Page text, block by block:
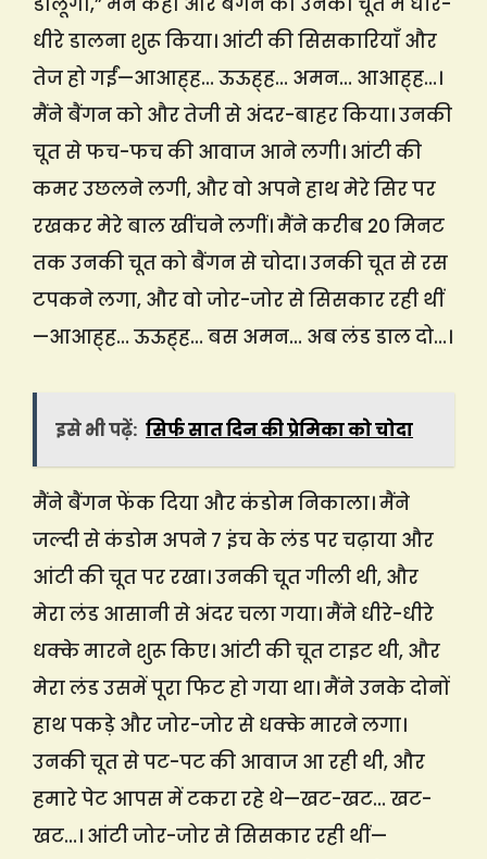
धीरे डालना शुरू किया। आंटी की सिसकारियाँ और
तेज हो गईं—आआह्ह… ऊऊह्ह… अमन… आआह्ह…।
मैंने बैंगन को और तेजी से अंदर-बाहर किया। उनकी
चूत से फच-फच की आवाज आने लगी। आंटी की
कमर उछलने लगी, और वो अपने हाथ मेरे सिर पर
रखकर मेरे बाल खींचने लगीं। मैंने करीब 20 मिनट
तक उनकी चूत को बैंगन से चोदा। उनकी चूत से रस
टपकने लगा, और वो जोर-जोर से सिसकार रही थीं
—आआह्ह… ऊऊह्ह… बस अमन… अब लंड डाल दो…।
इसे भी पढ़ें: सिर्फ सात दिन की प्रेमिका को चोदा
मैंने बैंगन फेंक दिया और कंडोम निकाला। मैंने
जल्दी से कंडोम अपने 7 इंच के लंड पर चढ़ाया और
आंटी की चूत पर रखा। उनकी चूत गीली थी, और
मेरा लंड आसानी से अंदर चला गया। मैंने धीरे-धीरे
धक्के मारने शुरू किए। आंटी की चूत टाइट थी, और
मेरा लंड उसमें पूरा फिट हो गया था। मैंने उनके दोनों
हाथ पकड़े और जोर-जोर से धक्के मारने लगा।
उनकी चूत से पट-पट की आवाज आ रही थी, और
हमारे पेट आपस में टकरा रहे थे—खट-खट… खट-
खट…। आंटी जोर-जोर से सिसकार रही थीं—